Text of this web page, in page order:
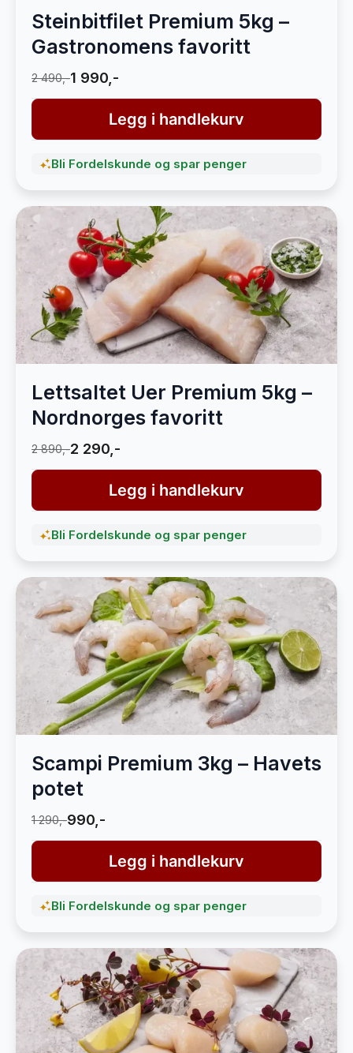
Steinbitfilet Premium 5kg –
Gastronomens favoritt
2 490,-1 990,-
Legg i handlekurv
Bli Fordelskunde og spar penger
Lettsaltet Uer Premium 5kg –
Nordnorges favoritt
2 890,-2 290,-
Legg i handlekurv
Bli Fordelskunde og spar penger
Scampi Premium 3kg – Havets
potet
1 290,-990,-
Legg i handlekurv
Bli Fordelskunde og spar penger